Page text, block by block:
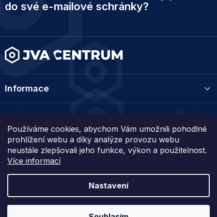
Používáme cookies, abychom Vám umožnili pohodlné
prohlížení webu a díky analýze provozu webu
neustále zlepšovali jeho funkce, výkon a použitelnost.
Více informací
Nastavení
p
í
do své e-mailové schránky?
Informace
Kontakt
Vytvořil Shoptet